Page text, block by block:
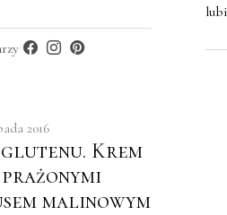
2016
glutenu. Krem
malinowym